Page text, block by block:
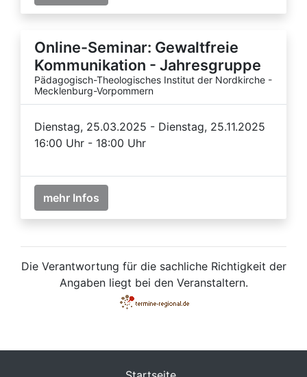
Online-Seminar: Gewaltfreie
Kommunikation - Jahresgruppe
Pädagogisch-Theologisches Institut der Nordkirche -
Mecklenburg-Vorpommern
Dienstag, 25.03.2025 - Dienstag, 25.11.2025
16:00 Uhr - 18:00 Uhr
mehr Infos
Die Verantwortung für die sachliche Richtigkeit der
Angaben liegt bei den Veranstaltern.